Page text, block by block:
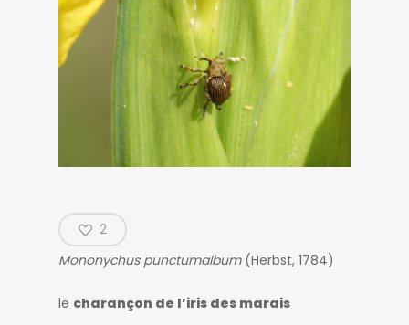
2
Mononychus punctumalbum (Herbst, 1784)
le charançon de l’iris des marais